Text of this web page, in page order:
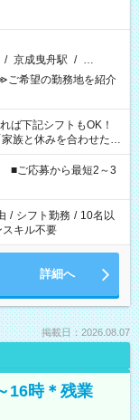
/ 京成曳舟駅 / …
希望の勤務地を紹介
」 「できれば残業はし
ーク希望
と、もう1つのお仕事
合は応募できません。
■ご応募から最短2～3
/ シフト勤務 / 10名以
スキル不要
詳細へ
掲載日：2026.08.07
16時＊残業